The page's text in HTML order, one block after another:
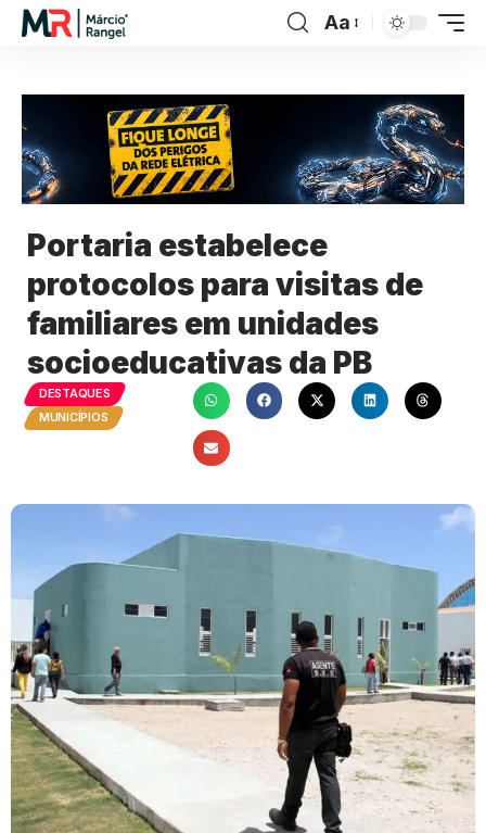
Aa
Portaria estabelece
protocolos para visitas de
familiares em unidades
socioeducativas da PB
DESTAQUES
MUNICÍPIOS